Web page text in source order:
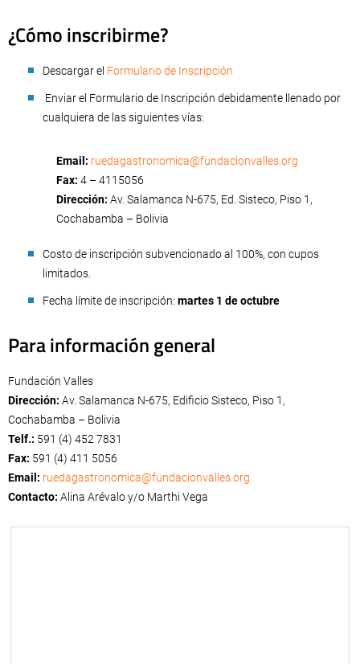
¿Cómo inscribirme?
Descargar el Formulario de Inscripción
Enviar el Formulario de Inscripción debidamente llenado por
cualquiera de las siguientes vías:
Email: ruedagastronomica@fundacionvalles.org
Fax: 4 – 4115056
Dirección: Av. Salamanca N-675, Ed. Sisteco, Piso 1,
Cochabamba – Bolivia
Costo de inscripción subvencionado al 100%, con cupos
limitados.
Fecha límite de inscripción: martes 1 de octubre
Para información general
Fundación Valles
Dirección: Av. Salamanca N-675, Edificio Sisteco, Piso 1,
Cochabamba – Bolivia
Telf.: 591 (4) 452 7831
Fax: 591 (4) 411 5056
Email: ruedagastronomica@fundacionvalles.org
Contacto: Alina Arévalo y/o Marthi Vega